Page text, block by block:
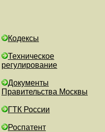
Кодексы
Техническое
регулирование
Документы
Правительства Москвы
ГТК России
Роспатент